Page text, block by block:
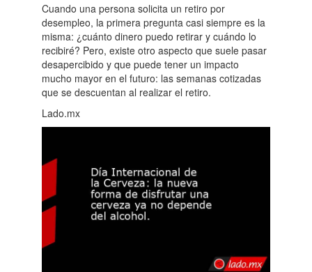
Cuando una persona solicita un retiro por
desempleo, la primera pregunta casi siempre es la
misma: ¿cuánto dinero puedo retirar y cuándo lo
recibiré? Pero, existe otro aspecto que suele pasar
desapercibido y que puede tener un impacto
mucho mayor en el futuro: las semanas cotizadas
que se descuentan al realizar el retiro.
Lado.mx